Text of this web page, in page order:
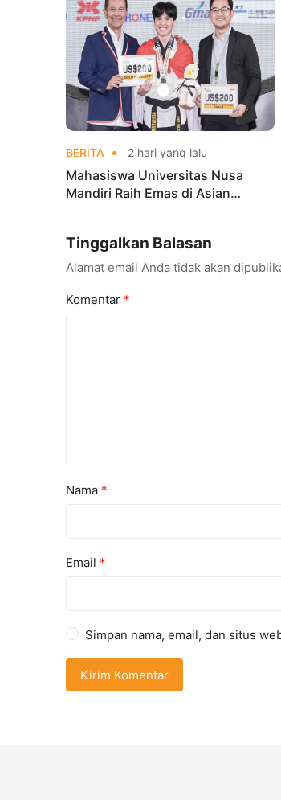
BERITA 2 hari yang lalu
Mahasiswa Universitas Nusa
Mandiri Raih Emas di Asian
Tinggalkan Balasan
Alamat email Anda tidak akan
Komentar *
Nama *
Email *
Simpan nama, email, dan situs